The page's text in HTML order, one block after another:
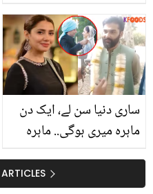
ماں کو یاد کر کے رو پڑیں
ساری دنیا سن لے، ایک دن
ماہرہ میری ہوگی.. ماہرہ
جنگل میں رہنے لگا! دیکھیں